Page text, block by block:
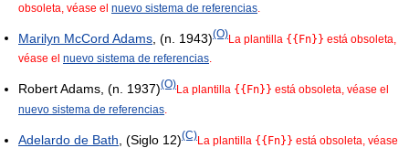
obsoleta, véase el nuevo sistema de referencias
Marilyn McCord Adams , (n. 1943)(O)La plantilla {{Fn}} está obsoleta,
véase el nuevo sistema de referencias.
Robert Adams, (n. 1937)(O)La plantilla {{Fn}} está obsoleta, véase el
nuevo sistema de referencias.
Adelardo de Bath , (Siglo 12)(C)La plantilla {{Fn}} está obsoleta, véase